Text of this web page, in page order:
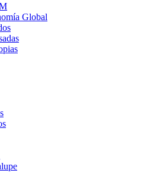
Global